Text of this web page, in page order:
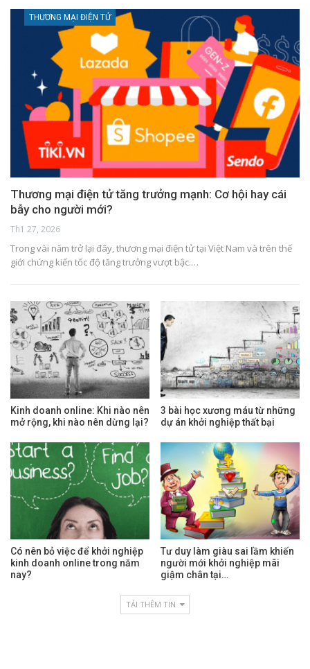
THƯƠNG MẠI ĐIỆN TỬ
Thương mại điện tử tăng trưởng mạnh: Cơ hội hay cái
bẫy cho người mới?
Th1 27, 2026
Trong vài năm trở lại đây, thương mại điện tử tại Việt Nam và trên thế
giới chứng kiến tốc độ tăng trưởng vượt bậc.…
Kinh doanh online: Khi nào nên
mở rộng, khi nào nên dừng lại?
3 bài học xương máu từ những
dự án khởi nghiệp thất bại
Có nên bỏ việc để khởi nghiệp
kinh doanh online trong năm
nay?
Tư duy làm giàu sai lầm khiến
người mới khởi nghiệp mãi
giậm chân tại…
TẢI THÊM TIN